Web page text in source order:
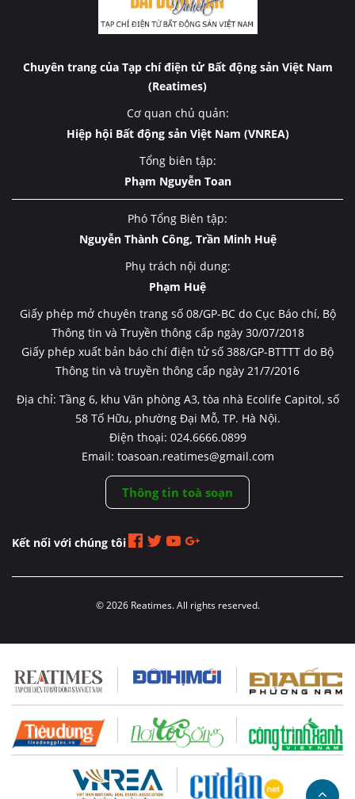
Chuyên trang của Tạp chí điện tử Bất động sản Việt Nam
(Reatimes)
Cơ quan chủ quản:
Hiệp hội Bất động sản Việt Nam (VNREA)
Tổng biên tập:
Phạm Nguyễn Toan
Phó Tổng Biên tập:
Nguyễn Thành Công, Trần Minh Huệ
Phụ trách nội dung:
Phạm Huệ
Giấy phép mở chuyên trang số 08/GP-BC do Cục Báo chí, Bộ
Thông tin và Truyền thông cấp ngày 30/07/2018
Giấy phép xuất bản báo chí điện tử số 388/GP-BTTTT do Bộ
Thông tin và truyền thông cấp ngày 21/7/2016
Địa chỉ: Tầng 6, khu Văn phòng A3, tòa nhà Ecolife Capitol, số
58 Tố Hữu, phường Đại Mỗ, TP. Hà Nội.
Điện thoại: 024.6666.0899
Email: toasoan.reatimes@gmail.com
Thông tin toà soạn
Kết nối với chúng tôi
© 2026 Reatimes. All rights reserved.